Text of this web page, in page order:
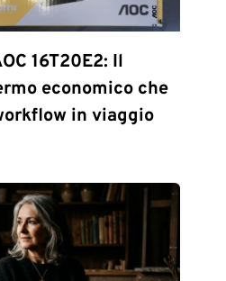
16T20E2: Il
economico che
in viaggio